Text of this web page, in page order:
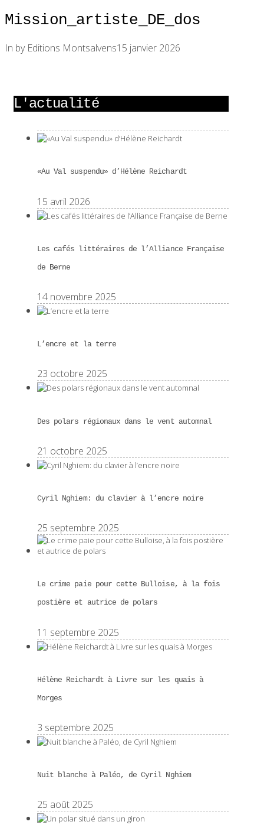
Mission_artiste_DE_dos
In by Editions Montsalvens15 janvier 2026
L'actualité
«Au Val suspendu» d’Hélène Reichardt
15 avril 2026
Les cafés littéraires de l’Alliance Française
de Berne
14 novembre 2025
L’encre et la terre
23 octobre 2025
Des polars régionaux dans le vent automnal
21 octobre 2025
Cyril Nghiem: du clavier à l’encre noire
25 septembre 2025
Le crime paie pour cette Bulloise, à la fois
postière et autrice de polars
11 septembre 2025
Hélène Reichardt à Livre sur les quais à
Morges
3 septembre 2025
Nuit blanche à Paléo, de Cyril Nghiem
25 août 2025